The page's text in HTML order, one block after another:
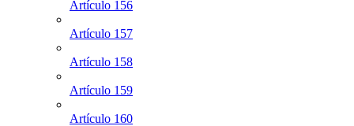
Artículo 156
Artículo 157
Artículo 158
Artículo 159
Artículo 160